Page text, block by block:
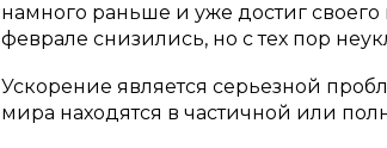
намного раньше и уже достиг
феврале снизились, но с тех пор
Ускорение является серьезной
мира находятся в частичной или